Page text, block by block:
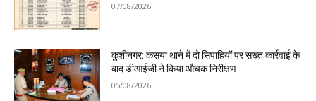
07/08/2026
कुशीनगर: कसया थाने में दो सिपाहियों पर सख्त कार्रवाई के
बाद डीआईजी ने किया औचक निरीक्षण
05/08/2026